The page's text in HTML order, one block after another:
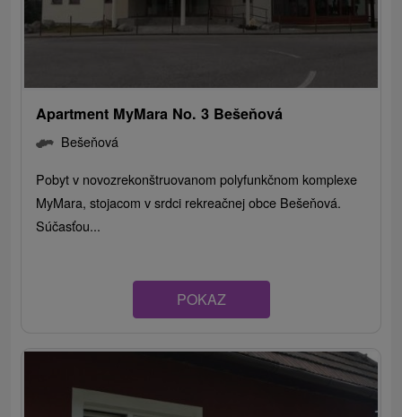
Apartment MyMara No. 3 Bešeňová
Bešeňová
Pobyt v novozrekonštruovanom polyfunkčnom komplexe
MyMara, stojacom v srdci rekreačnej obce Bešeňová.
Súčasťou...
POKAZ